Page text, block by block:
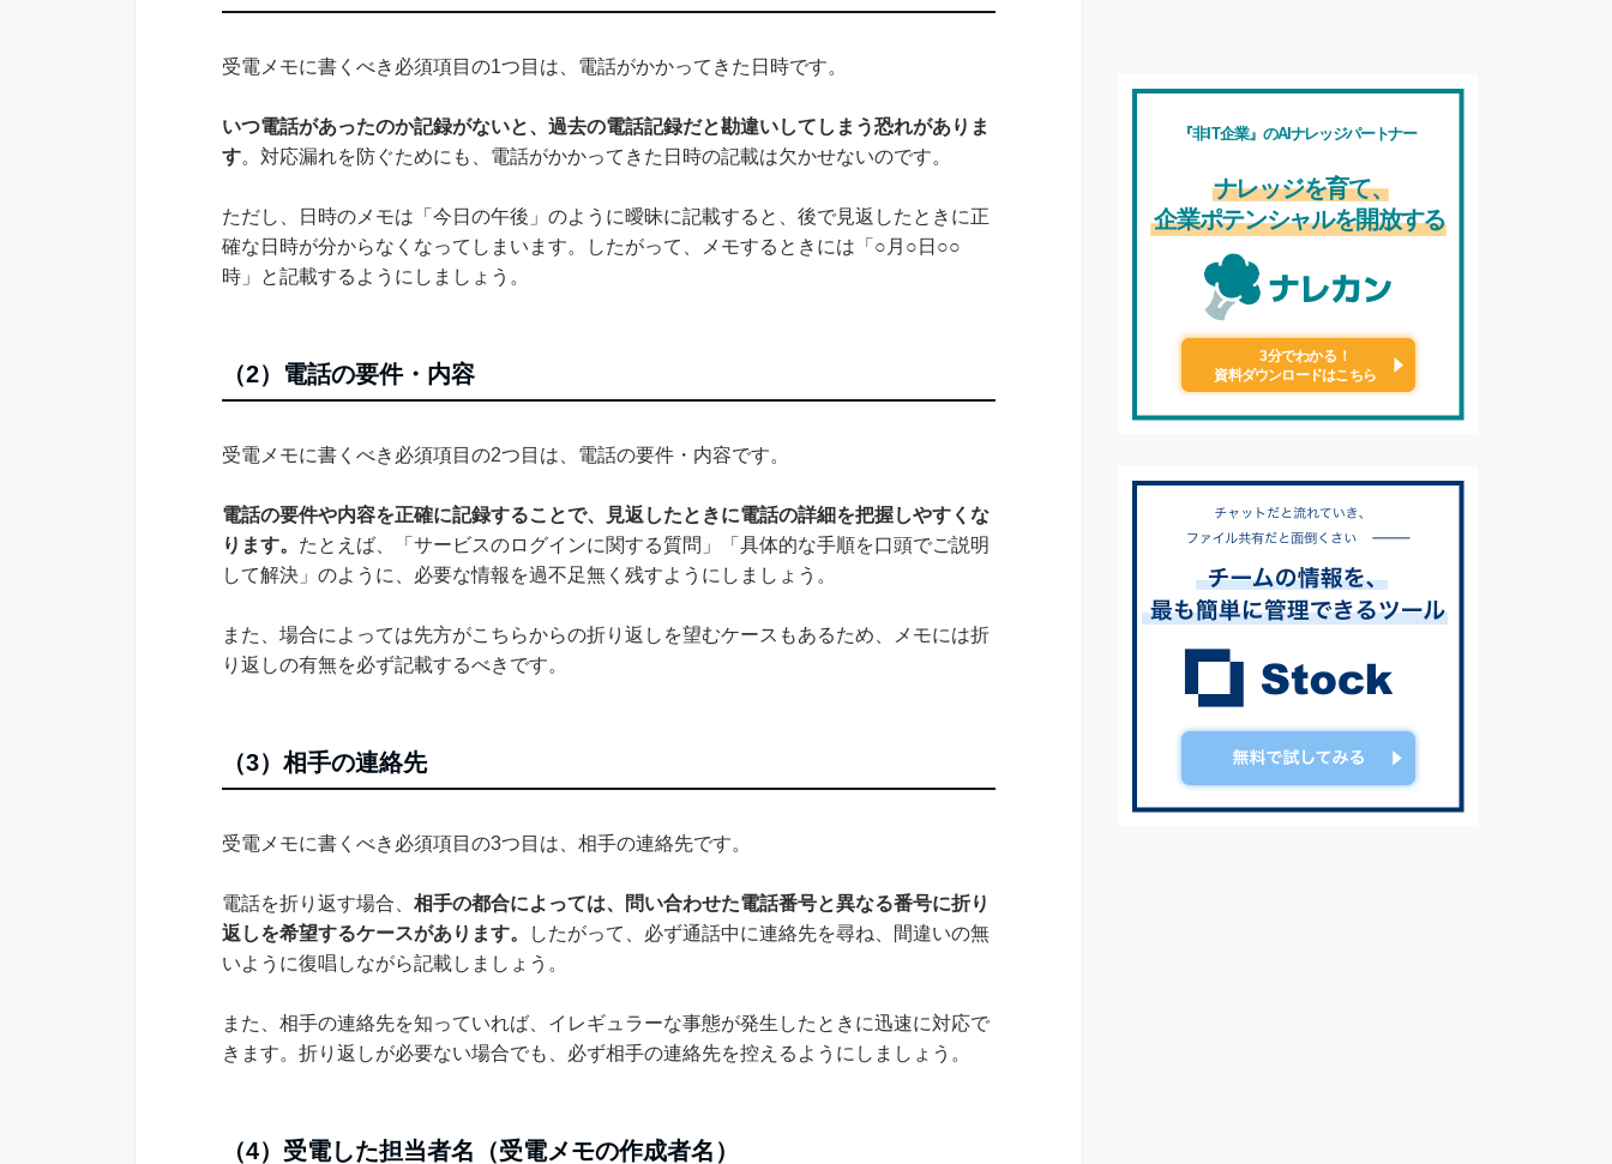
受電メモに書くべき必須項目の1つ目は、電話がかかってきた日時です。
いつ電話があったのか記録がないと、過去の電話記録だと勘違いしてしまう恐れがありま
す。対応漏れを防ぐためにも、電話がかかってきた日時の記載は欠かせないのです。
ただし、日時のメモは「今日の午後」のように曖昧に記載すると、後で見返したときに正
確な日時が分からなくなってしまいます。したがって、メモするときには「○月○日○○
時」と記載するようにしましょう。
（2）電話の要件・内容
受電メモに書くべき必須項目の2つ目は、電話の要件・内容です。
電話の要件や内容を正確に記録することで、見返したときに電話の詳細を把握しやすくな
ります。 たとえば、「サービスのログインに関する質問」「具体的な手順を口頭でご説明
して解決」のように、必要な情報を過不足無く残すようにしましょう。
また、場合によっては先方がこちらからの折り返しを望むケースもあるため、メモには折
り返しの有無を必ず記載するべきです。
（3）相手の連絡先
受電メモに書くべき必須項目の3つ目は、相手の連絡先です。
電話を折り返す場合、 相手の都合によっては、問い合わせた電話番号と異なる番号に折り
返しを希望するケースがあります。
したがって、必ず通話中に連絡先を尋ね、間違いの無
いように復唱しながら記載しましょう。
また、相手の連絡先を知っていれば、イレギュラーな事態が発生したときに迅速に対応で
きます。折り返しが必要ない場合でも、必ず相手の連絡先を控えるようにしましょう。
（4）受電した担当者名（受電メモの作成者名）